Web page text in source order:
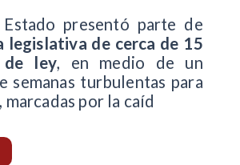
presentó parte de
legislativa de cerca de 15
de ley, en medio de un
semanas turbulentas para
marcadas por la caíd